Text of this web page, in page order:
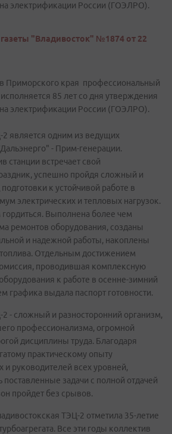
электрификации России (ГОЭЛРО).
"Владивосток" №1874 от 22
Приморского края профессиональный
85 лет со дня утверждения
электрификации России (ГОЭЛРО).
является одним из ведущих
- Прим-генерации.
станции встречает свой
успешно пройдя сложный и
к устойчивой работе в
электрических и тепловых нагрузок.
гордиться. Выполнена более чем
ремонтов оборудования, созданы
и надежной работы, накоплены
Отдельным достижением
проводившая комплексную
к работе в осенне-зимний
графика выдала паспорт готовности.
- сложный и разносторонний организм,
профессионализма, огромной
дисциплины труда. Благодаря
практическому опыту
и руководителей всех уровней,
поставленные задачи с полной отдачей
пройдет без срывов.
ТЭЦ-2 отметила 35-летие
Все эти годы коллектив